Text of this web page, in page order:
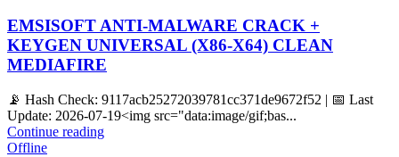
EMSISOFT ANTI-MALWARE CRACK +
KEYGEN UNIVERSAL (X86-X64) CLEAN
MEDIAFIRE
📡 Hash Check: 9117acb25272039781cc371de9672f52 | 📅 Last
Update: 2026-07-19<img src="data:image/gif;bas...
Continue reading
Offline